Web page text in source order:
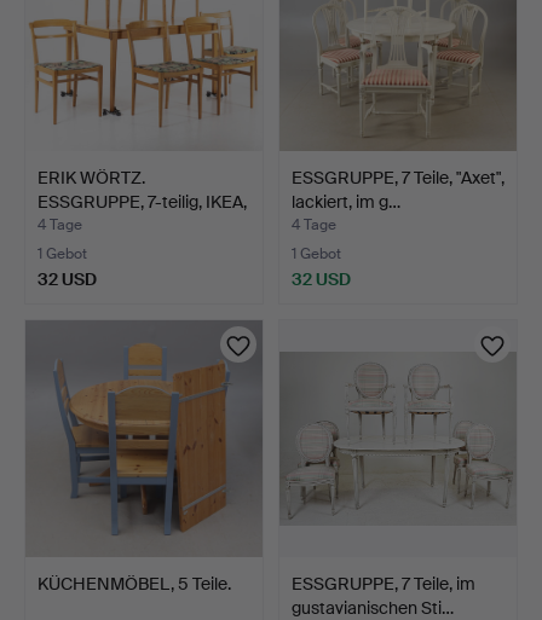
ERIK WÖRTZ.
ESSGRUPPE, 7-teilig, IKEA,
"Pe…
4 Tage
1 Gebot
32 USD
ESSGRUPPE, 7 Teile, "Axet",
lackiert, im g…
4 Tage
1 Gebot
32 USD
KÜCHENMÖBEL, 5 Teile.
ESSGRUPPE, 7 Teile, im
gustavianischen Sti…